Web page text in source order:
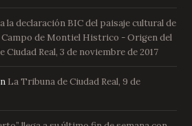
la declaración BIC del paisaje cultural de
Campo de Montiel Histrico - Origen del
Ciudad Real, 3 de noviembre de 2017
La Tribuna de Ciudad Real, 9 de